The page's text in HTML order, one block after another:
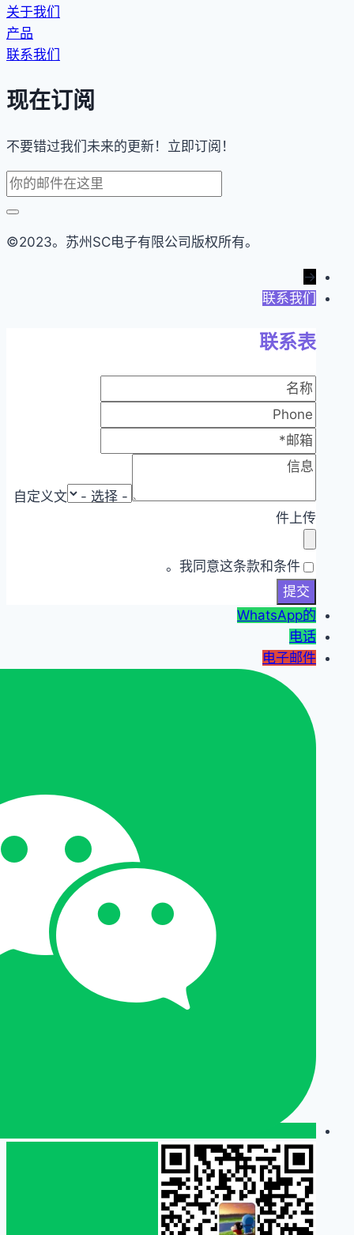
关于我们
产品
联系我们
现在订阅
不要错过我们未来的更新！立即订阅！
©2023。苏州SC电子有限公司版权所有。
→
联系我们
联系表
自定义文
件上传
我同意这条款和条件。
WhatsApp的
电话
电子邮件